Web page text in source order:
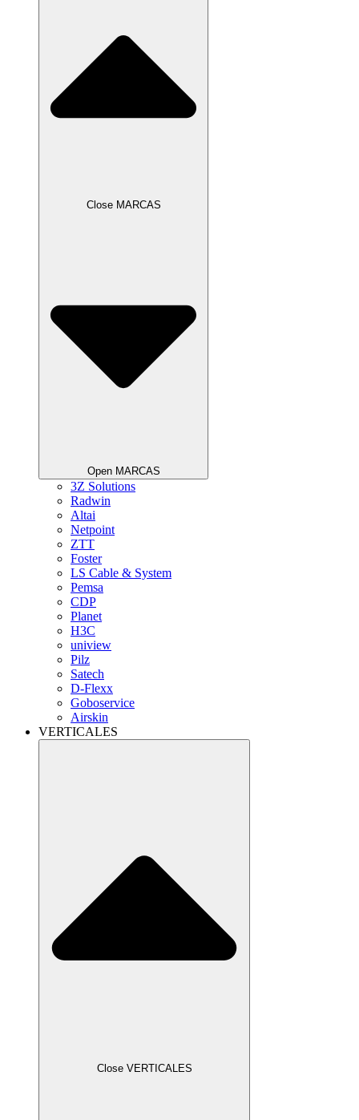
Close MARCAS
Open MARCAS
3Z Solutions
Radwin
Altai
Netpoint
ZTT
Foster
LS Cable & System
Pemsa
CDP
Planet
H3C
uniview
Pilz
Satech
D-Flexx
Goboservice
Airskin
VERTICALES
Close VERTICALES